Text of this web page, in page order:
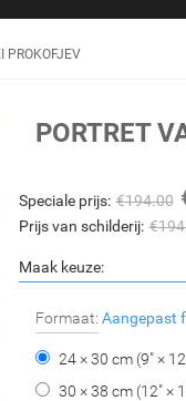
PROKOFJEV
PORTRET
Speciale prijs: €194.00
Prijs van schilderij: €
Maak keuze:
Formaat: Aangepast
24 × 30 cm (9" ×
30 × 38 cm (12" ×